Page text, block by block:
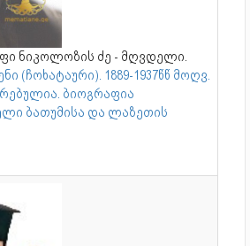
ნიკოლოზის ძე - მღვდელი.
(ჩოხატაური). 1889-1937წწ მოღვ.
ბიოგრაფია
ბათუმისა და ლაზეთის